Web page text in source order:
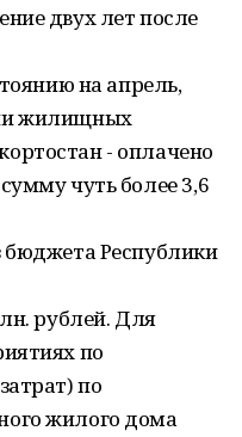
двух лет после
на апрель,
жилищных
- оплачено
чуть более 3,6
бюджета Республики
рублей. Для
по
по
жилого дома